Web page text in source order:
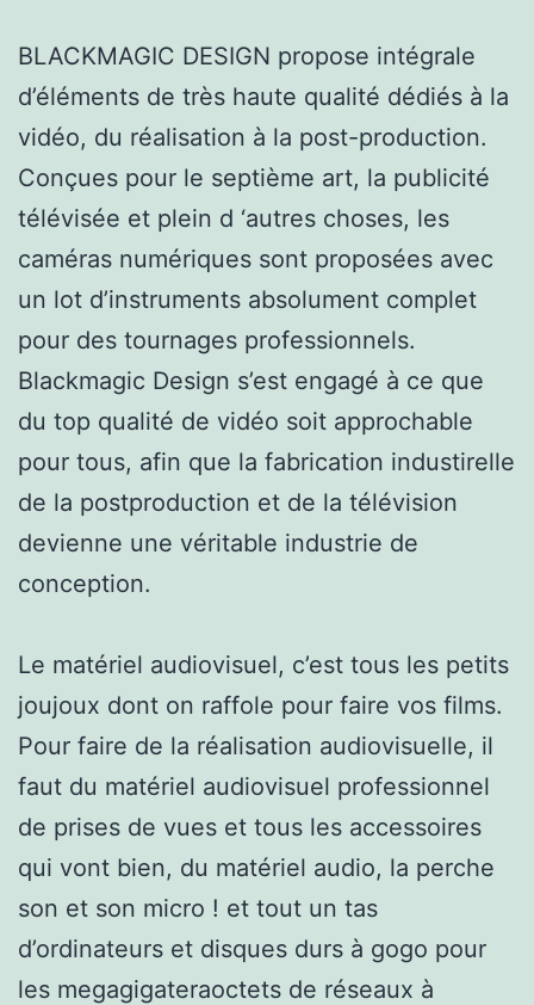
BLACKMAGIC DESIGN propose intégrale
d’éléments de très haute qualité dédiés à la
vidéo, du réalisation à la post-production.
Conçues pour le septième art, la publicité
télévisée et plein d ‘autres choses, les
caméras numériques sont proposées avec
un lot d’instruments absolument complet
pour des tournages professionnels.
Blackmagic Design s’est engagé à ce que
du top qualité de vidéo soit approchable
pour tous, afin que la fabrication industirelle
de la postproduction et de la télévision
devienne une véritable industrie de
conception.
Le matériel audiovisuel, c’est tous les petits
joujoux dont on raffole pour faire vos films.
Pour faire de la réalisation audiovisuelle, il
faut du matériel audiovisuel professionnel
de prises de vues et tous les accessoires
qui vont bien, du matériel audio, la perche
son et son micro ! et tout un tas
d’ordinateurs et disques durs à gogo pour
les megagigateraoctets de réseaux à